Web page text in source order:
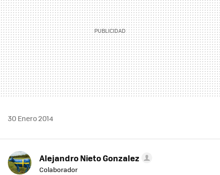
30 Enero 2014
Alejandro Nieto Gonzalez
Colaborador